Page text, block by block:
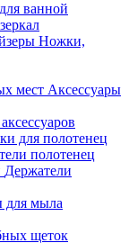
ванной
Ножки,
Аксессуары
для полотенец
полотенец
Держатели
для мыла